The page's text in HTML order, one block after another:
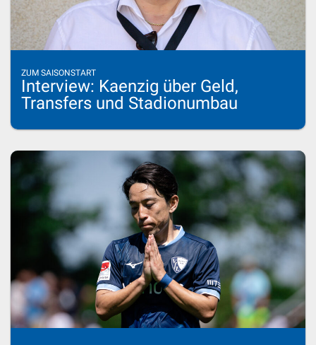
ZUM SAISONSTART
Interview: Kaenzig über Geld,
Transfers und Stadionumbau